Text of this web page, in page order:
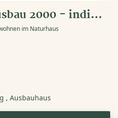
Naturhausbau 2000 - individuelle Holzhäuser
im Naturhaus
Ausbauhaus